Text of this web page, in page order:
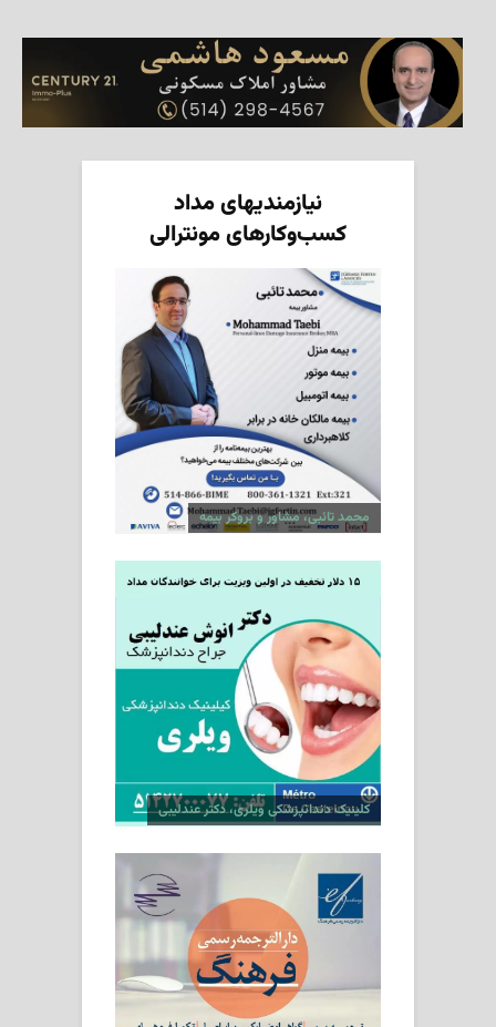
نیازمندیهای مداد
کسب‌وکارهای مونترالی
محمد تائبی، مشاور و بروکر بیمه
کلینیک دندانپزشکی ویلری، دکتر عندلیبی